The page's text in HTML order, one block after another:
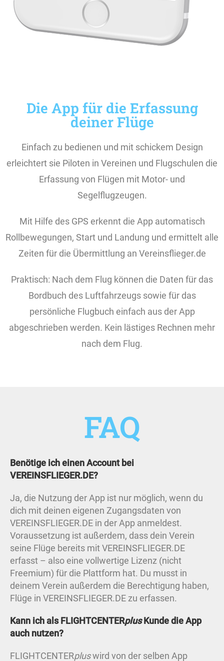
Die App für die Erfassung
deiner Flüge
Einfach zu bedienen und mit schickem Design
erleichtert sie Piloten in Vereinen und Flugschulen die
Erfassung von Flügen mit Motor- und
Segelflugzeugen.
Mit Hilfe des GPS erkennt die App automatisch
Rollbewegungen, Start und Landung und ermittelt alle
Zeiten für die Übermittlung an Vereinsflieger.de
Praktisch: Nach dem Flug können die Daten für das
Bordbuch des Luftfahrzeugs sowie für das
persönliche Flugbuch einfach aus der App
abgeschrieben werden. Kein lästiges Rechnen mehr
nach dem Flug.
FAQ
Benötige ich einen Account bei
VEREINSFLIEGER.DE?
Ja, die Nutzung der App ist nur möglich, wenn du
dich mit deinen eigenen Zugangsdaten von
VEREINSFLIEGER.DE in der App anmeldest.
Voraussetzung ist außerdem, dass dein Verein
seine Flüge bereits mit VEREINSFLIEGER.DE
erfasst – also eine vollwertige Lizenz (nicht
Freemium) für die Plattform hat. Du musst in
deinem Verein außerdem die Berechtigung haben,
Flüge in VEREINSFLIEGER.DE zu erfassen.
Kann ich als FLIGHTCENTERplusKunde die App
auch nutzen?
FLIGHTCENTERpluswird von der selben App